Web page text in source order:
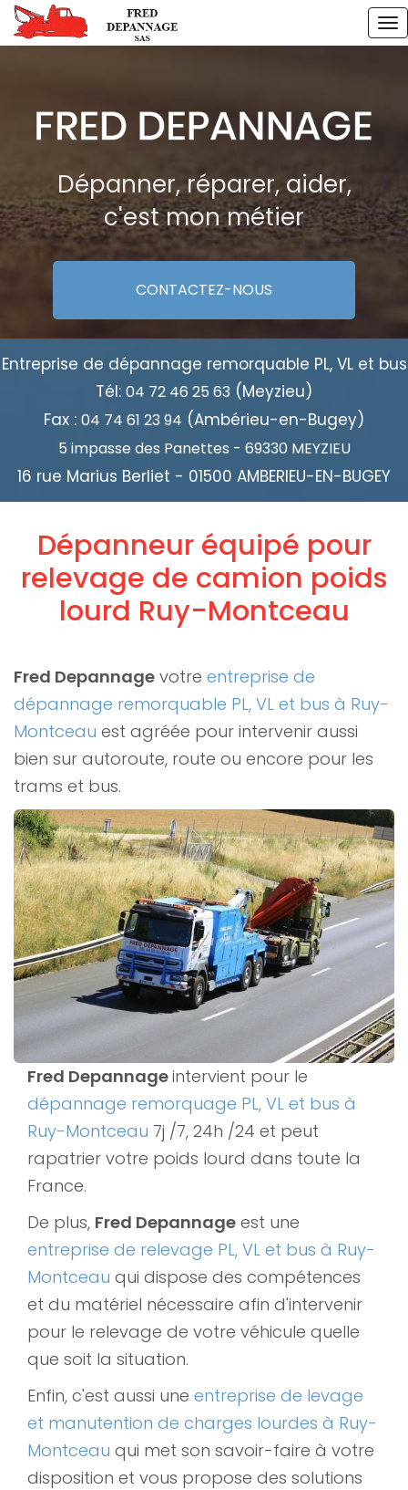
Aller
au
Dépanner, réparer, aider,
c'est mon métier
CONTACTEZ-NOUS
Entreprise de dépannage remorquable PL, VL et bus
Tél: 04 72 46 25 63 (Meyzieu)
Fax : 04 74 61 23 94 (Ambérieu-en-Bugey)
5 impasse des Panettes - 69330 MEYZIEU
16 rue Marius Berliet - 01500 AMBERIEU-EN-BUGEY
Dépanneur équipé pour
relevage de camion poids
lourd Ruy-Montceau
Fred Depannage votre entreprise de
dépannage remorquable PL, VL et bus à Ruy-
Montceau est agréée pour intervenir aussi
bien sur autoroute, route ou encore pour les
trams et bus.
Fred Depannageintervient pour le
dépannage remorquage PL, VL et bus à
Ruy-Montceau 7j /7, 24h /24 et peut
rapatrier votre poids lourd dans toute la
France.
De plus, Fred Depannage est une
entreprise de relevage PL, VL et bus à Ruy-
Montceau qui dispose des compétences
et du matériel nécessaire afin d'intervenir
pour le relevage de votre véhicule quelle
que soit la situation.
Enfin, c'est aussi une entreprise de levage
et manutention de charges lourdes à Ruy-
Montceau qui met son savoir-faire à votre
disposition et vous propose des solutions